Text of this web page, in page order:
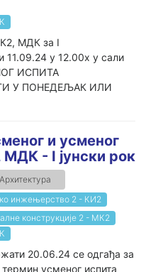
МДК за I
11.09.24 у 12.00х у сали
ИСПИТА
У ПОНЕДЕЉАК ИЛИ
и усменог
- I јунски рок
Архитектура
инжењерство 2 - КИ2
конструкције 2 - МК2
20.06.24 се одгађа за
усменог испита